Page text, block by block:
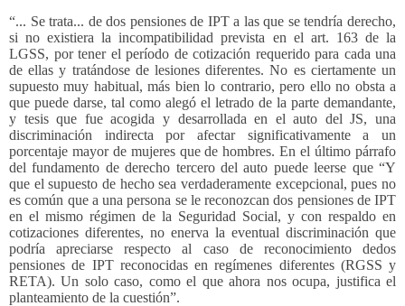
“... Se trata... de dos pensiones de IPT a las que se tendría derecho,
si no existiera la incompatibilidad prevista en el art. 163 de la
LGSS, por tener el período de cotización requerido para cada una
de ellas y tratándose de lesiones diferentes. No es ciertamente un
supuesto muy habitual, más bien lo contrario, pero ello no obsta a
que puede darse, tal como alegó el letrado de la parte demandante,
y tesis que fue acogida y desarrollada en el auto del JS, una
discriminación indirecta por afectar significativamente a un
porcentaje mayor de mujeres que de hombres. En el último párrafo
del fundamento de derecho tercero del auto puede leerse que “Y
que el supuesto de hecho sea verdaderamente excepcional, pues no
es común que a una persona se le reconozcan dos pensiones de IPT
en el mismo régimen de la Seguridad Social, y con respaldo en
cotizaciones diferentes, no enerva la eventual discriminación que
podría apreciarse respecto al caso de reconocimiento dedos
pensiones de IPT reconocidas en regímenes diferentes (RGSS y
RETA). Un solo caso, como el que ahora nos ocupa, justifica el
planteamiento de la cuestión”.